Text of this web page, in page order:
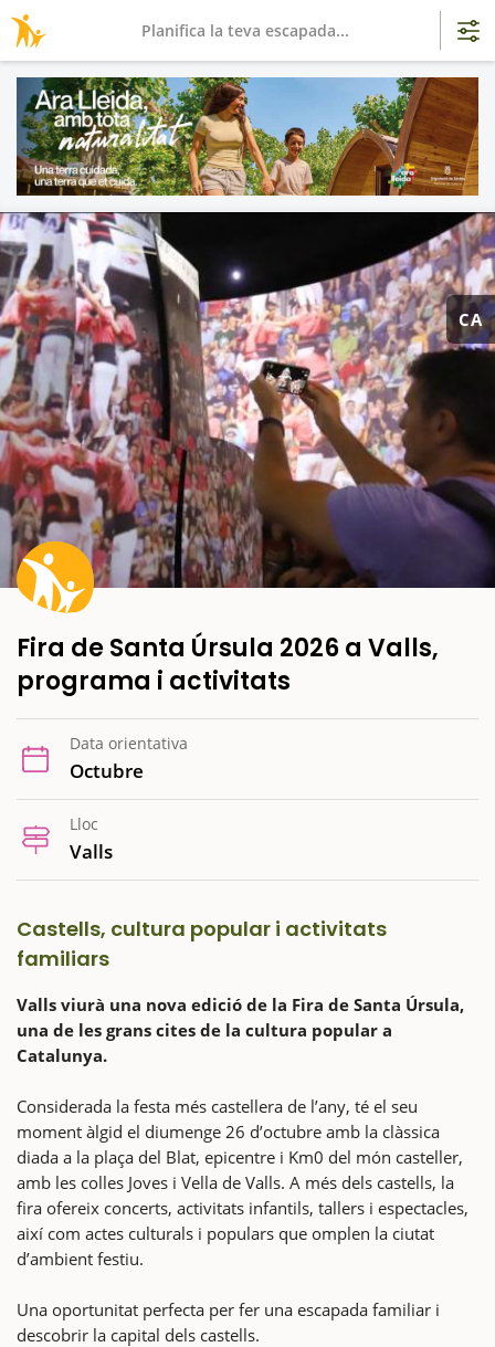
CA
Fira de Santa Úrsula 2026 a Valls,
programa i activitats
Data orientativa
Octubre
Lloc
Valls
Castells, cultura popular i activitats
familiars
Valls viurà una nova edició de la Fira de Santa Úrsula,
una de les grans cites de la cultura popular a
Catalunya.
Considerada la festa més castellera de l’any, té el seu
moment àlgid el diumenge 26 d’octubre amb la clàssica
diada a la plaça del Blat, epicentre i Km0 del món casteller,
amb les colles Joves i Vella de Valls. A més dels castells, la
fira ofereix concerts, activitats infantils, tallers i espectacles,
així com actes culturals i populars que omplen la ciutat
d’ambient festiu.
Una oportunitat perfecta per fer una escapada familiar i
descobrir la capital dels castells.
Planifica la teva escapada...